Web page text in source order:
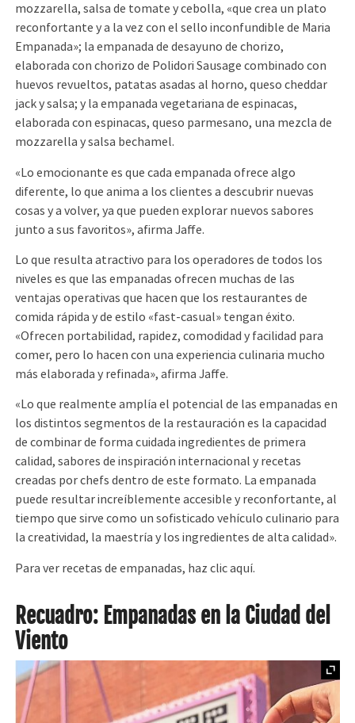
mozzarella, salsa de tomate y cebolla, «que crea un plato
reconfortante y a la vez con el sello inconfundible de Maria
Empanada»; la empanada de desayuno de chorizo,
elaborada con chorizo de Polidori Sausage combinado con
huevos revueltos, patatas asadas al horno, queso cheddar
jack y salsa; y la empanada vegetariana de espinacas,
elaborada con espinacas, queso parmesano, una mezcla de
mozzarella y salsa bechamel.
«Lo emocionante es que cada empanada ofrece algo
diferente, lo que anima a los clientes a descubrir nuevas
cosas y a volver, ya que pueden explorar nuevos sabores
junto a sus favoritos», afirma Jaffe.
Lo que resulta atractivo para los operadores de todos los
niveles es que las empanadas ofrecen muchas de las
ventajas operativas que hacen que los restaurantes de
comida rápida y de estilo «fast-casual» tengan éxito.
«Ofrecen portabilidad, rapidez, comodidad y facilidad para
comer, pero lo hacen con una experiencia culinaria mucho
más elaborada y refinada», afirma Jaffe.
«Lo que realmente amplía el potencial de las empanadas en
los distintos segmentos de la restauración es la capacidad
de combinar de forma cuidada ingredientes de primera
calidad, sabores de inspiración internacional y recetas
creadas por chefs dentro de este formato. La empanada
puede resultar increíblemente accesible y reconfortante, al
tiempo que sirve como un sofisticado vehículo culinario para
la creatividad, la maestría y los ingredientes de alta calidad».
Para ver recetas de empanadas, haz clic aquí.
Recuadro: Empanadas en la Ciudad del
Viento